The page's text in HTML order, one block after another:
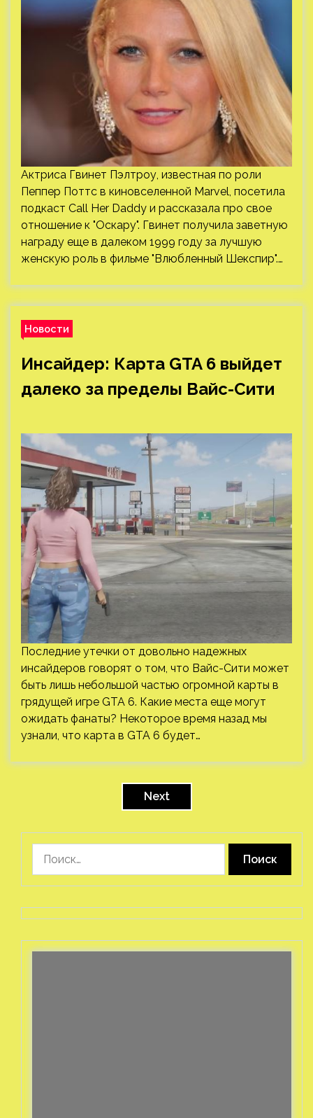
Актриса Гвинет Пэлтроу, известная по роли
Пеппер Поттс в киновселенной Marvel, посетила
подкаст Call Her Daddy и рассказала про свое
отношение к "Оскару". Гвинет получила заветную
награду еще в далеком 1999 году за лучшую
женскую роль в фильме "Влюбленный Шекспир".…
Новости
Инсайдер: Карта GTA 6 выйдет
далеко за пределы Вайс-Сити
Последние утечки от довольно надежных
инсайдеров говорят о том, что Вайс-Сити может
быть лишь небольшой частью огромной карты в
грядущей игре GTA 6. Какие места еще могут
ожидать фанаты? Некоторое время назад мы
узнали, что карта в GTA 6 будет…
Пагинация
Next